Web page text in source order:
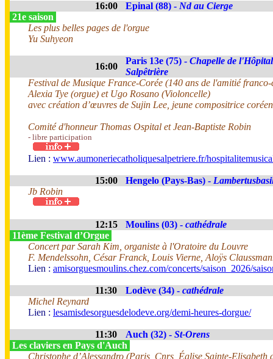
16:00 Epinal (88) - Nd au Cierge
21e saison
Les plus belles pages de l'orgue
Yu Suhyeon
16:00
Paris 13e (75) - Chapelle de
Salpêtrière
Festival de Musique France-Corée (140 ans de l'amitié franco-
Alexia Tye (orgue) et Ugo Rosano (Violoncelle)
avec création d’œuvres de Sujin Lee, jeune compositrice
Comité d'honneur Thomas Ospital et Jean-Baptiste Robin
- libre participation
Lien : www.aumoneriecatholiquesalpetriere.fr/
15:00 Hengelo (Pays-Bas) -
Jb Robin
12:15 Moulins (03) - cathédrale
11ème Festival d’Orgue
Concert par Sarah Kim, organiste à l'Oratoire du Louvre
F. Mendelssohn, César Franck, Louis Vierne, Aloÿs
Lien : amisorguesmoulins.chez.com/concerts/saison_2026/
11:30 Lodève (34) - cathédrale
Michel Reynard
Lien : lesamisdesorguesdelodeve.org/demi-heures-dorgue/
11:30 Auch (32) - St-Orens
Les claviers en Pays d'Auch
Christophe d’Alessandro (Paris, Cnrs, Église Sainte-Elisabeth